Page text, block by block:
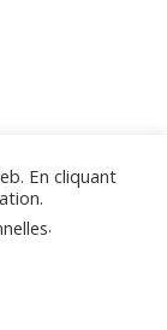
En cliquant
.